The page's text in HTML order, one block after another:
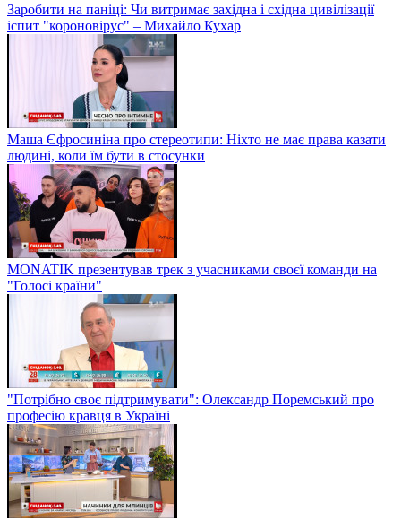
Заробити на паніці: Чи витримає західна і східна цивілізації
іспит "короновірус" – Михайло Кухар
Маша Єфросиніна про стереотипи: Ніхто не має права казати
людині, коли їм бути в стосунки
MONATIK презентував трек з учасниками своєї команди на
"Голосі країни"
"Потрібно своє підтримувати": Олександр Поремський про
професію кравця в Україні